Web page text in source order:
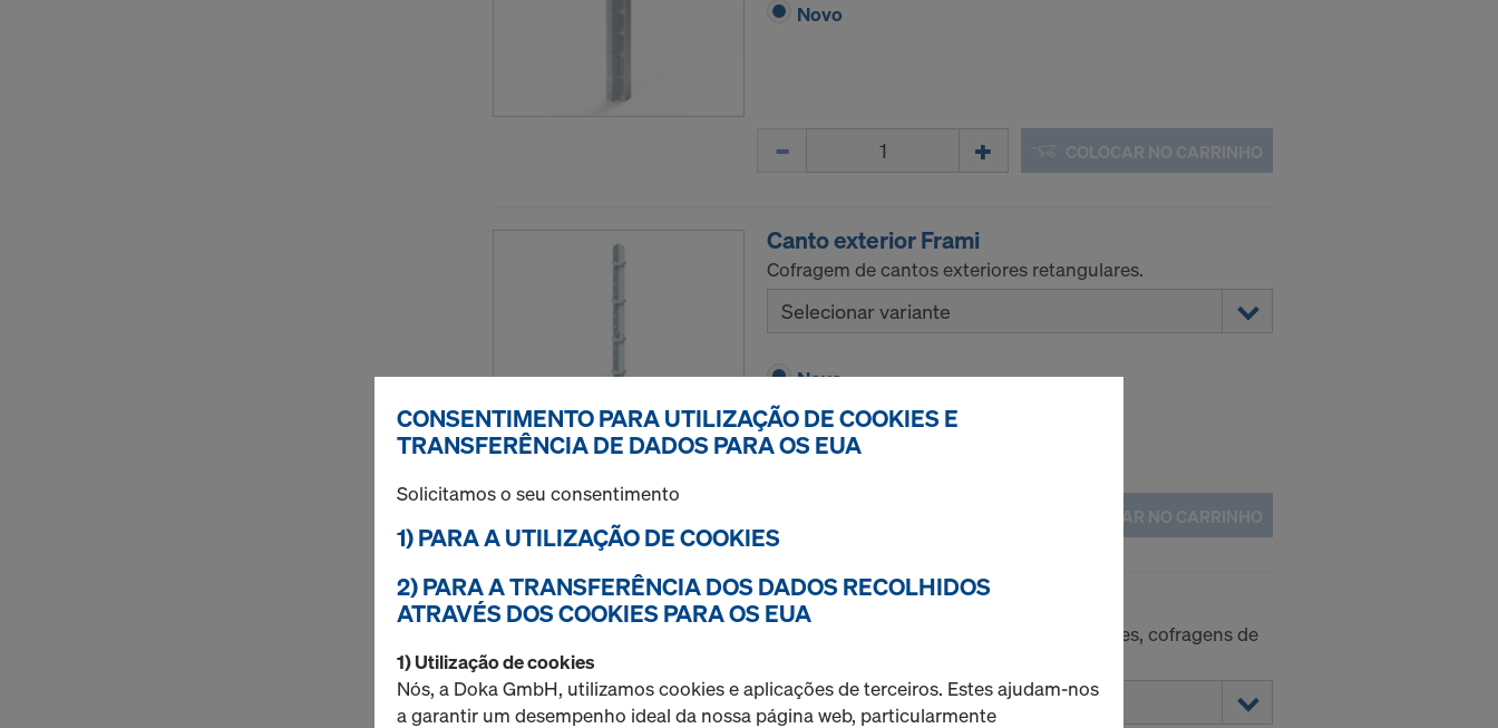
Novo
COLOCAR NO CARRINHO
Canto exterior Frami
Cofragem de cantos exteriores retangulares.
Selecionar variante
Novo
COLOCAR NO CARRINHO
Painel universal Framax Xlife
Cofragem de cantos exteriores retangulares, cofragens de
Selecionar variante
CONSENTIMENTO PARA UTILIZAÇÃO DE COOKIES E
TRANSFERÊNCIA DE DADOS PARA OS EUA
Solicitamos o seu consentimento
1) PARA A UTILIZAÇÃO DE COOKIES
2) PARA A TRANSFERÊNCIA DOS DADOS RECOLHIDOS
ATRAVÉS DOS COOKIES PARA OS EUA
1) Utilização de cookies
Nós, a Doka GmbH, utilizamos cookies e aplicações de terceiros. Estes ajudam-nos
a garantir um desempenho ideal da nossa página web, particularmente